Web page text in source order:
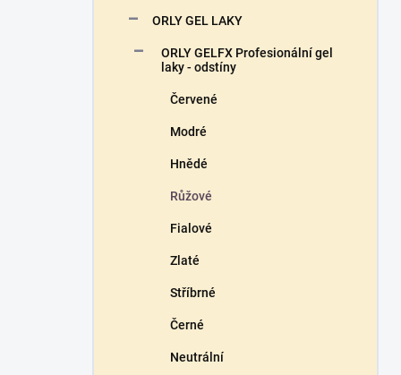
ORLY GEL LAKY
ORLY GELFX Profesionální gel
laky - odstíny
Červené
Modré
Hnědé
Růžové
Fialové
Zlaté
Stříbrné
Černé
Neutrální